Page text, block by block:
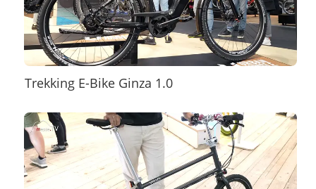
Trekking E-Bike Ginza 1.0